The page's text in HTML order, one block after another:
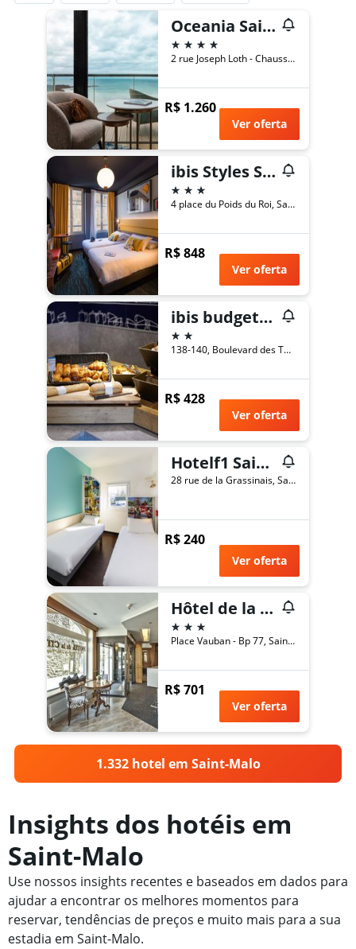
Oceania Saint Malo
4 estrelas
2 rue Joseph Loth - Chaussée du Sillon, Saint-Malo, Bretanha, França
R$ 1.260
Ver oferta
ibis Styles Saint-Malo Centre Historique
3 estrelas
4 place du Poids du Roi, Saint-Malo, Bretanha, França
R$ 848
Ver oferta
ibis budget Saint-Malo Centre
2 estrelas
138-140, Boulevard des Talards, Saint-Malo, Bretanha, França
R$ 428
Ver oferta
Hotelf1 Saint Malo
28 rue de la Grassinais, Saint-Malo, Bretanha, França
R$ 240
Ver oferta
Hôtel de la Cité
3 estrelas
Place Vauban - Bp 77, Saint-Malo, Bretanha, França
R$ 701
Ver oferta
1.332 hotel em Saint-Malo
Insights dos hotéis em
Saint-Malo
Use nossos insights recentes e baseados em dados para
ajudar a encontrar os melhores momentos para
reservar, tendências de preços e muito mais para a sua
estadia em Saint-Malo.